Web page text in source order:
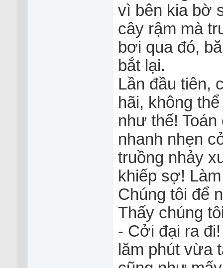
vì bên kia bờ
cây rậm mà
bơi qua đó,
bắt lại.
Lần đầu tiên,
hãi, không
như thế!
nhanh nhẹn
truồng nhảy
khiếp sợ!
Chúng tôi để
Thấy chúng
- Cởi đại ra
lăm phút vừa